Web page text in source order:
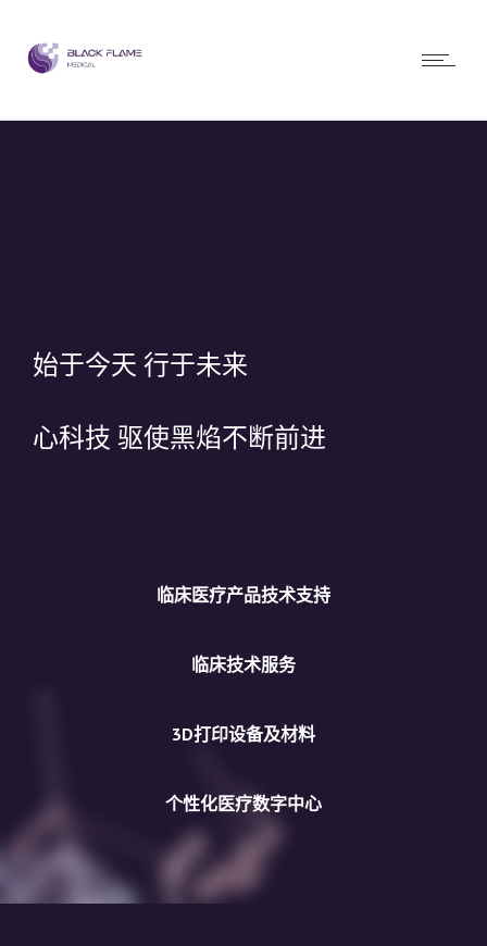
始于今天 行于未来
心科技 驱使黑焰不断前进
临床医疗产品技术支持
临床技术服务
3D打印设备及材料
个性化医疗数字中心